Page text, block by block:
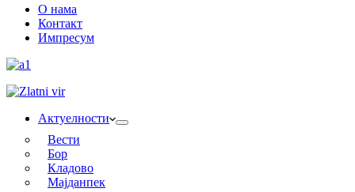
О нама
Контакт
Импресум
Актуелности
Вести
Бор
Кладово
Мајданпек